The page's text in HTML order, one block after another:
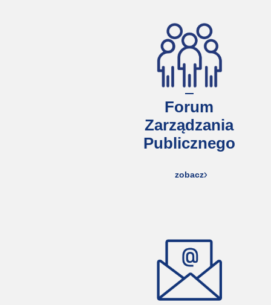
Forum
Zarządzania
Publicznego
zobacz